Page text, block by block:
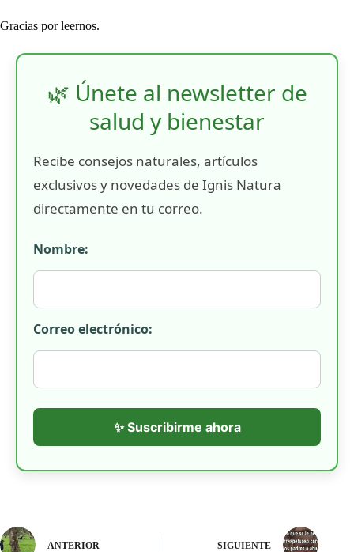
Gracias por leernos.
🌿 Únete al newsletter de
salud y bienestar
Recibe consejos naturales, artículos
exclusivos y novedades de Ignis Natura
directamente en tu correo.
Nombre:
Correo electrónico:
✨ Suscribirme ahora
ANTERIOR SIGUIENTE